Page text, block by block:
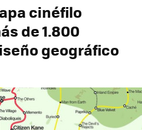
cinéfilo
de 1.800
geográfico